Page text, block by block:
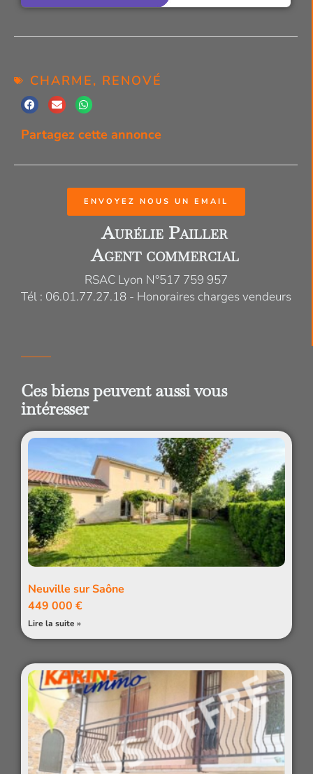
CHARME, RENOVÉ
Partagez cette annonce
ENVOYEZ NOUS UN EMAIL
Aurélie Pailler
Agent commercial
RSAC Lyon N°517 759 957
Tél : 06.01.77.27.18 - Honoraires charges vendeurs
Ces biens peuvent aussi vous
intéresser
Neuville sur Saône
449 000 €
Lire la suite »